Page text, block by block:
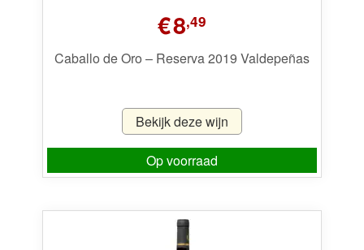
€8,49
Caballo de Oro – Reserva 2019 Valdepeñas
Bekijk deze wijn
Op voorraad